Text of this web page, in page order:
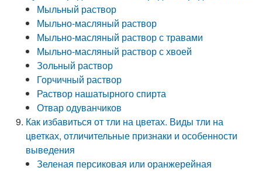
Мыльный раствор
Мыльно-масляный раствор
Мыльно-масляный раствор с травами
Мыльно-масляный раствор с хвоей
Зольный раствор
Горчичный раствор
Раствор нашатырного спирта
Отвар одуванчиков
Как избавиться от тли на цветах. Виды тли на
цветках, отличительные признаки и особенности
выведения
Зеленая персиковая или оранжерейная